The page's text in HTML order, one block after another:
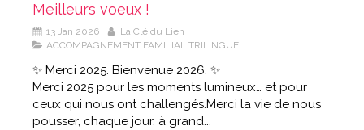
Meilleurs voeux !
13 Jan 2026
La Clé du Lien
ACCOMPAGNEMENT FAMILIAL TRILINGUE
✨ Merci 2025. Bienvenue 2026. ✨
Merci 2025 pour les moments lumineux… et pour
ceux qui nous ont challengés.Merci la vie de nous
pousser, chaque jour, à grand...